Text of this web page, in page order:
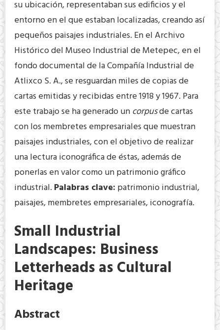
su ubicación, representaban sus edificios y el
entorno en el que estaban localizadas, creando así
pequeños paisajes industriales. En el Archivo
Histórico del Museo Industrial de Metepec, en el
fondo documental de la Compañía Industrial de
Atlixco S. A., se resguardan miles de copias de
cartas emitidas y recibidas entre 1918 y 1967. Para
este trabajo se ha generado uncorpusde cartas
con los membretes empresariales que muestran
paisajes industriales, con el objetivo de realizar
una lectura iconográfica de éstas, además de
ponerlas en valor como un patrimonio gráfico
industrial. Palabras clave: patrimonio industrial,
paisajes, membretes empresariales, iconografía.
Small Industrial
Landscapes: Business
Letterheads as Cultural
Heritage
Abstract